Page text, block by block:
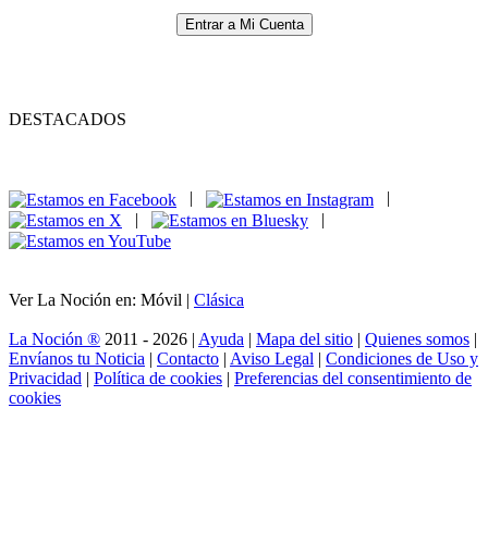
Entrar a Mi Cuenta
DESTACADOS
|
|
Ver La Noción en: Móvil | Clásica
La Noción ® 2011 - 2026 | Ayuda | Mapa del sitio | Quienes somos |
Envíanos tu Noticia | Contacto | Aviso Legal | Condiciones de Uso y
Privacidad | Política de cookies | Preferencias del consentimiento de
cookies